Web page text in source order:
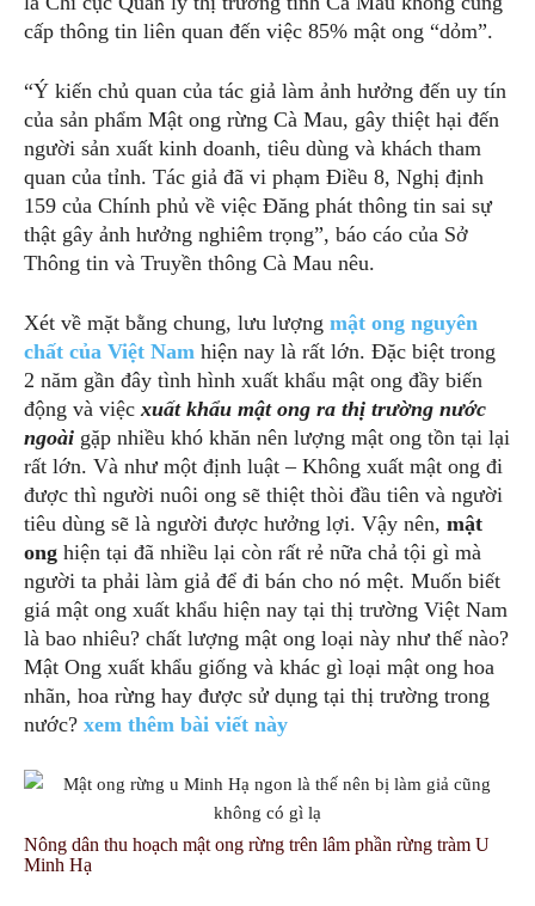
cấp thông tin liên quan đến việc 85% mật ong “dỏm”.
“Ý kiến chủ quan của tác giả làm ảnh hưởng đến uy tín
của sản phẩm Mật ong rừng Cà Mau, gây thiệt hại đến
người sản xuất kinh doanh, tiêu dùng và khách tham
quan của tỉnh. Tác giả đã vi phạm Điều 8, Nghị định
159 của Chính phủ về việc Đăng phát thông tin sai sự
thật gây ảnh hưởng nghiêm trọng”, báo cáo của Sở
Thông tin và Truyền thông Cà Mau nêu.
Xét về mặt bằng chung, lưu lượng mật ong nguyên
chất của Việt Nam hiện nay là rất lớn. Đặc biệt trong
2 năm gần đây tình hình xuất khẩu mật ong đầy biến
động và việc xuất khẩu mật ong ra thị trường nước
ngoài gặp nhiều khó khăn nên lượng mật ong tồn tại lại
rất lớn. Và như một định luật – Không xuất mật ong đi
được thì người nuôi ong sẽ thiệt thòi đầu tiên và người
tiêu dùng sẽ là người được hưởng lợi. Vậy nên, mật
ong hiện tại đã nhiều lại còn rất rẻ nữa chả tội gì mà
người ta phải làm giả để đi bán cho nó mệt. Muốn biết
giá mật ong xuất khẩu hiện nay tại thị trường Việt Nam
là bao nhiêu? chất lượng mật ong loại này như thế nào?
Mật Ong xuất khẩu giống và khác gì loại mật ong hoa
nhãn, hoa rừng hay được sử dụng tại thị trường trong
nước? xem thêm bài viết này
Nông dân thu hoạch mật ong rừng trên lâm phần rừng tràm U
Minh Hạ